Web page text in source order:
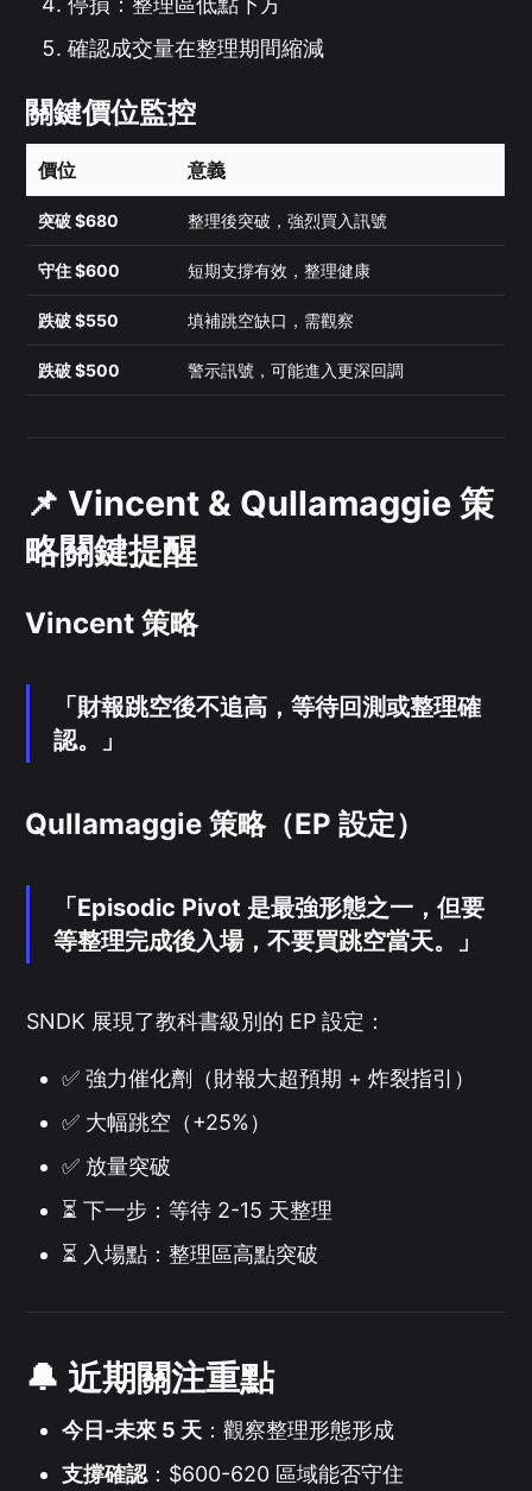
確認成交量在整理期間縮減
關鍵價位監控
價位 意義
突破 $680 整理後突破，強烈買入訊號
守住 $600 短期支撐有效，整理健康
跌破 $550 填補跳空缺口，需觀察
跌破 $500 警示訊號，可能進入更深回調
📌 Vincent & Qullamaggie 策
略關鍵提醒
Vincent 策略
「財報跳空後不追高，等待回測或整理確
認。」
Qullamaggie 策略（EP 設定）
「Episodic Pivot 是最強形態之一，但要
等整理完成後入場，不要買跳空當天。」
SNDK 展現了教科書級別的 EP 設定：
✅ 強力催化劑（財報大超預期 + 炸裂指引）
✅ 大幅跳空（+25%）
✅ 放量突破
⏳ 下一步：等待 2-15 天整理
⏳ 入場點：整理區高點突破
🔔 近期關注重點
今日-未來 5 天 ：觀察整理形態形成
支撐確認：$600-620 區域能否守住